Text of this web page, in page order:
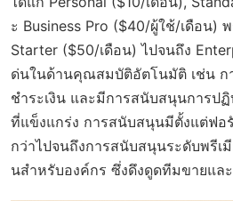
ะ Business Pro ($40/ผู้ใช้/เดือน)
Starter ($50/เดือน) ไปจนถึง
ด่นในด้านคุณสมบัติอัตโนมัติ เช่น ก
ชำระเงิน และมีการสนับสนุนการป
ที่แข็งแกร่ง การสนับสนุนมีตั้งแต่ฟ
กว่าไปจนถึงการสนับสนุนระดับพรี
นสำหรับองค์กร ซึ่งดึงดูดทีมขายแล